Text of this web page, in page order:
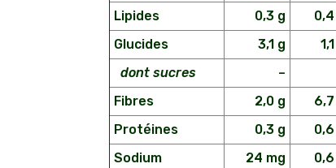
Lipides
0,3 g
0,4
Glucides
3,1 g
dont sucres
–
Fibres
2,0 g
6,7
Protéines
0,3 g
0,6
Sodium
24 mg
0,6